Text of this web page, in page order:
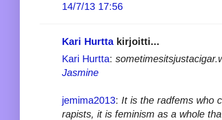
14/7/13 17:56
Kari Hurttakirjoitti...
Kari Hurtta:
Jasmine
jemima2013: It is the radfems who
rapists, it is feminism as a whole